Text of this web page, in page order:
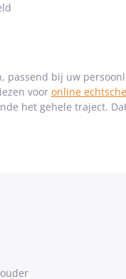
passend bij uw
voor online
het gehele traject.